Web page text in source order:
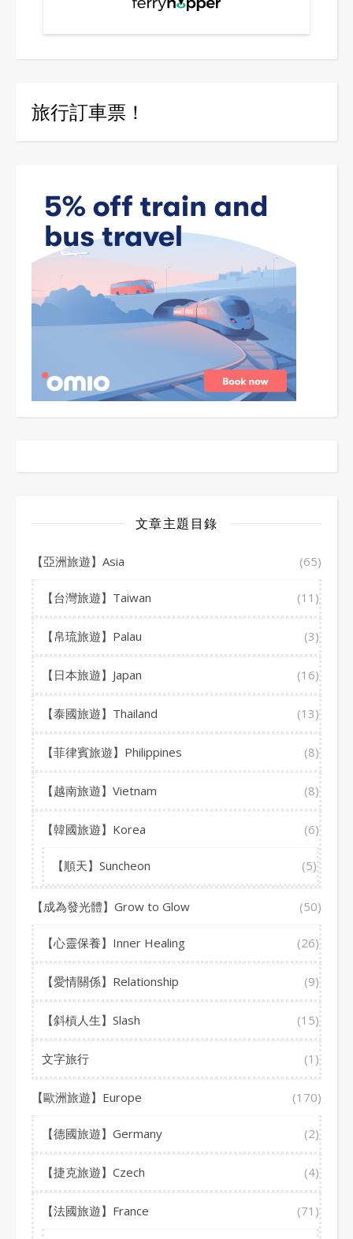
旅行訂車票！
文章主題目錄
【亞洲旅遊】Asia (65)
【台灣旅遊】Taiwan (11)
【帛琉旅遊】Palau (3)
【日本旅遊】Japan (16)
【泰國旅遊】Thailand (13)
【菲律賓旅遊】Philippines (8)
【越南旅遊】Vietnam (8)
【韓國旅遊】Korea (6)
【順天】Suncheon (5)
【成為發光體】Grow to Glow (50)
【心靈保養】Inner Healing (26)
【愛情關係】Relationship (9)
【斜槓人生】Slash (15)
文字旅行 (1)
【歐洲旅遊】Europe (170)
【德國旅遊】Germany (2)
【捷克旅遊】Czech (4)
【法國旅遊】France (71)